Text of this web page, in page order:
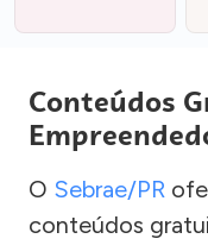
Conteúdos
O Sebrae/PR
conteúdos